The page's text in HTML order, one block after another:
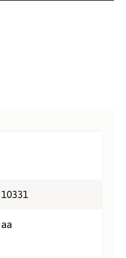
10331
aa